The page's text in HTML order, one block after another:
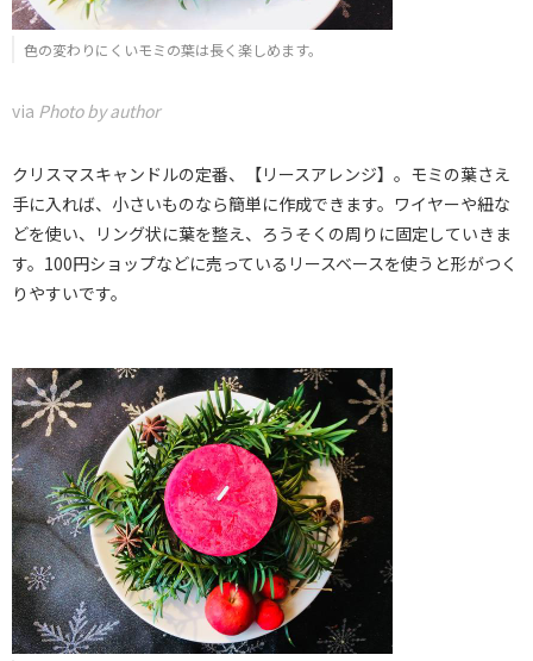
色の変わりにくいモミの葉は長く楽しめます。
via Photo by author
クリスマスキャンドルの定番、【リースアレンジ】。モミの葉さえ
手に入れば、小さいものなら簡単に作成できます。ワイヤーや紐な
どを使い、リング状に葉を整え、ろうそくの周りに固定していきま
す。100円ショップなどに売っているリースベースを使うと形がつく
りやすいです。